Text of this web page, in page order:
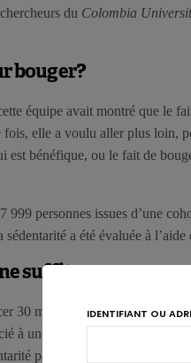
du Colombia
bouger?
équipe avait montré que le
elle a voulu aller plus loin,
est bénéfique, ou le fait de
999 personnes issues d’une
a été évaluée à l’aide
suffit pas
30 minutes d’inactivité par un
à une
par la même période
IDENTIFIANT OU